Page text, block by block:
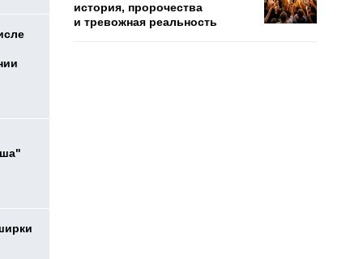
история, пророчества
и тревожная реальность